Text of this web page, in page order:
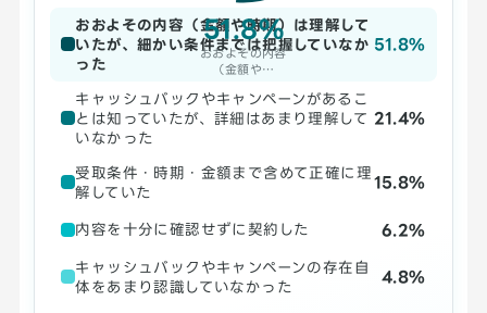
51.8%
おおよその内容
（金額や…
おおよその内容（金額や時期）は理解して
いたが、細かい条件までは把握していなか
った
51.8%
キャッシュバックやキャンペーンがあるこ
とは知っていたが、詳細はあまり理解して
いなかった
21.4%
受取条件・時期・金額まで含めて正確に理
解していた
15.8%
内容を十分に確認せずに契約した 6.2%
キャッシュバックやキャンペーンの存在自
体をあまり認識していなかった
4.8%